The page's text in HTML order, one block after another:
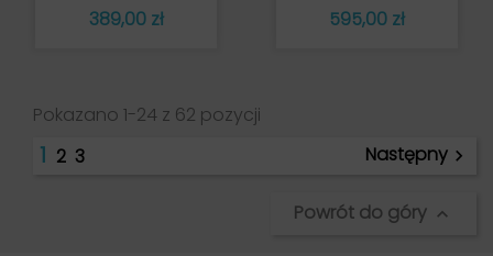
Cena
389,00 zł Cena
595,00 zł
Pokazano 1-24 z 62 pozycji
1 2 3 Następny 
Powrót do góry 